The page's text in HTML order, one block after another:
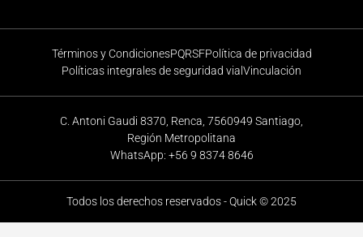
Términos y CondicionesPQRSFPolítica de privacidad
Políticas integrales de seguridad vialVinculación
C. Antoni Gaudi 8370, Renca, 7560949 Santiago,
Región Metropolitana
WhatsApp: +56 9 8374 8646
Todos los derechos reservados - Quick © 2025